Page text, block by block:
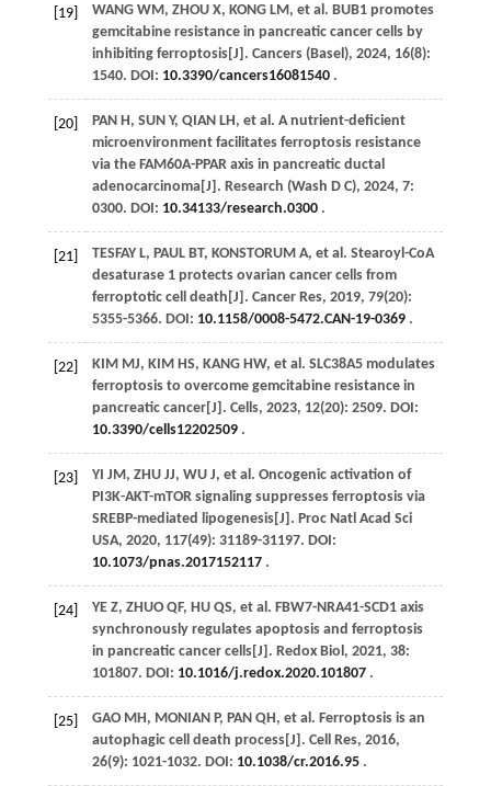
[19] WANG WM , ZHOU X, KONG LM , et al . BUB1 promotes
gemcitabine resistance in pancreatic cancer cells by
inhibiting ferroptosis[J]. Cancers (Basel), 2024, 16(8):
1540. DOI: 10.3390/cancers16081540.
[20] PAN H , SUN Y, QIAN LH , et al . A nutrient-deficient
microenvironment facilitates ferroptosis resistance
via the FAM60A-PPAR axis in pancreatic ductal
adenocarcinoma[J]. Research (Wash D C), 2024, 7:
0300. DOI: 10.34133/research.0300.
[21] TESFAY L, PAUL BT, KONSTORUM A, et al . Stearoyl-CoA
desaturase 1 protects ovarian cancer cells from
ferroptotic cell death[J]. Cancer Res, 2019, 79(20):
5355-5366. DOI: 10.1158/0008-5472.CAN-19-0369.
[22] KIM MJ, KIM HS, KANG HW, et al . SLC38A5 modulates
ferroptosis to overcome gemcitabine resistance in
pancreatic cancer[J]. Cells, 2023, 12(20): 2509. DOI:
10.3390/cells12202509.
[23] YI JM , ZHU JJ, WU J, et al . Oncogenic activation of
PI3K-AKT-mTOR signaling suppresses ferroptosis via
SREBP-mediated lipogenesis[J]. Proc Natl Acad Sci
USA, 2020, 117(49): 31189-31197. DOI:
10.1073/pnas.2017152117.
[24] YE Z, ZHUO QF, HU QS, et al . FBW7-NRA41-SCD1 axis
synchronously regulates apoptosis and ferroptosis
in pancreatic cancer cells[J]. Redox Biol , 2021, 38:
101807. DOI: 10.1016/j.redox.2020.101807.
[25] GAO MH , MONIAN P, PAN QH , et al . Ferroptosis is an
autophagic cell death process[J]. Cell Res, 2016,
26(9): 1021-1032. DOI: 10.1038/cr.2016.95.